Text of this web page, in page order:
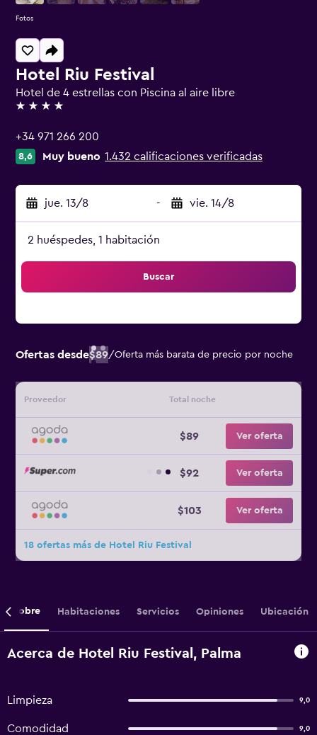
Hotel Riu Festival
Hotel de 4 estrellas con Piscina al aire libre
4 estrellas
+34 971 266 200
8,6 Muy bueno 1.432 calificaciones verificadas
jue. 13/8 - vie. 14/8
2 huéspedes, 1 habitación
Buscar
Ofertas desde$89/Oferta más barata de precio por noche
Proveedor Total noche
$89 Ver oferta
$92 Ver oferta
$103 Ver oferta
18 ofertas más de Hotel Riu Festival
Fotos
Sobre Habitaciones Servicios Opiniones Ubicación
Acerca de Hotel Riu Festival, Palma
Limpieza 9,0
Comodidad 9,0